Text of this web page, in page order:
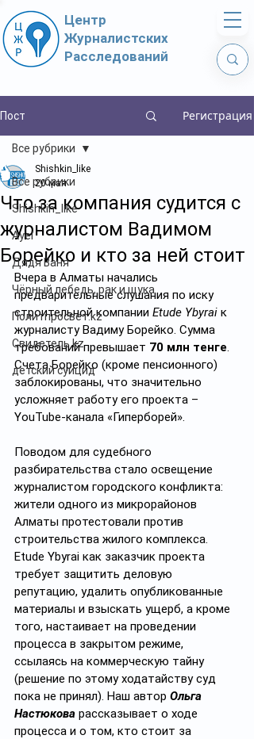
Центр
Журналистских
Расследований
Пост Регистрация
Все рубрики
Shishkin_like
Ayel
Дядя Ваня
Чёрный лебедь, рак и щука
Политпросвет.kz
Свидетель.kz
детский суицид
Все рубрики
Что за компания судится с
журналистом Вадимом
Борейко и кто за ней стоит
Shishkin_like
20 мая
Вчера в Алматы начались
предварительные слушания по иску
строительной компании Etude Ybyrai к
журналисту Вадиму Борейко. Сумма
требований превышает 70 млн тенге.
Счета Борейко (кроме пенсионного)
заблокированы, что значительно
усложняет работу его проекта –
YouTube-канала «Гиперборей».
Поводом для судебного
разбирательства стало освещение
журналистом городского конфликта:
жители одного из микрорайонов
Алматы протестовали против
строительства жилого комплекса.
Etude Ybyrai как заказчик проекта
требует защитить деловую
репутацию, удалить опубликованные
материалы и взыскать ущерб, а кроме
того, настаивает на проведении
процесса в закрытом режиме,
ссылаясь на коммерческую тайну
(решение по этому ходатайству суд
пока не принял). Наш автор Ольга
Настюкова рассказывает о ходе
процесса и о том, кто стоит за